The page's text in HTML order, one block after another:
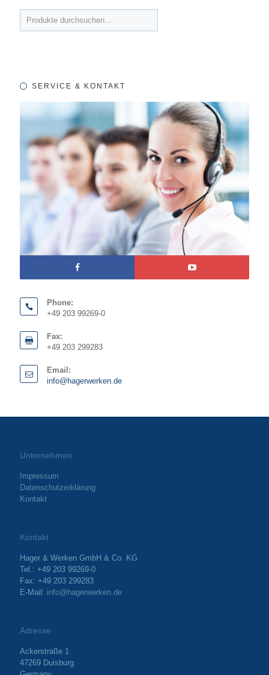
SERVICE & KONTAKT
Phone:
+49 203 99269-0
Fax:
+49 203 299283
Email:
info@hagerwerken.de
Unternehmen
Impressum
Datenschutzerklärung
Kontakt
Kontakt
Hager & Werken GmbH & Co. KG
Tel.: +49 203 99269-0
Fax: +49 203 299283
E-Mail: info@hagerwerken.de
Adresse
Ackerstraße 1
47269 Duisburg